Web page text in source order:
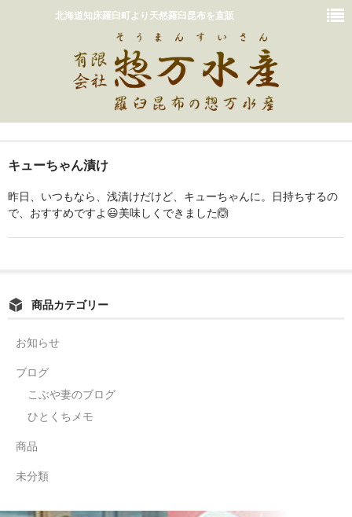
北海道知床羅臼町より天然羅臼昆布を直販
販売商品一覧
お問い合わせ
キューちゃん漬け
昨日、いつもなら、浅漬けだけど、キューちゃんに。日持ちするの
で、おすすめですよ😃美味しくできました🙆
商品カテゴリー
お知らせ
ブログ
こぶや妻のブログ
ひとくちメモ
商品
未分類